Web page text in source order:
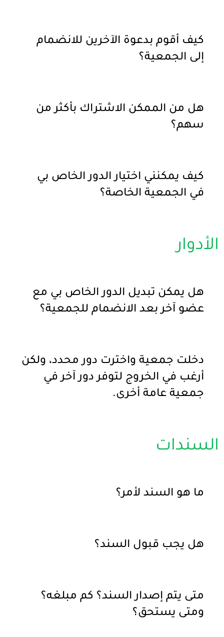
كيف أقوم بدعوة الآخرين للانضمام
إلى الجمعية؟
هل من الممكن الاشتراك بأكثر من
سهم؟
كيف يمكنني اختيار الدور الخاص بي
في الجمعية الخاصة؟
الأدوار
هل يمكن تبديل الدور الخاص بي مع
عضو آخر بعد الانضمام للجمعية؟
دخلت جمعية واخترت دور محدد، ولكن
أرغب في الخروج لتوفر دور آخر في
جمعية عامة أخرى.
السندات
ما هو السند لأمر؟
هل يجب قبول السند؟
متى يتم إصدار السند؟ كم مبلغه؟
ومتى يستحق؟